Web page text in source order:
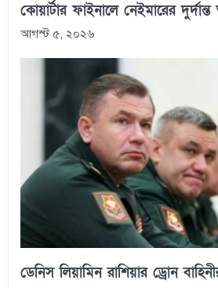
কোয়ার্টার ফাইনালে নেইমারের দুর্দান্ত
আগস্ট ৫, ২০২৬
ডেনিস লিয়ামিন রাশিয়ার ড্রোন